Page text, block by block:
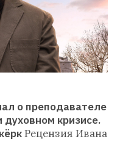
о преподавателе
духовном кризисе.
Рецензия Ивана